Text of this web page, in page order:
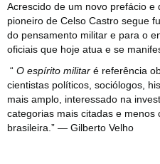
Acrescido de um novo prefácio
pioneiro de Celso Castro segue
do pensamento militar e para o
oficiais que hoje atua e se
“ O espírito militar é referência
cientistas políticos, sociólogos,
mais amplo, interessado na
categorias mais citadas e menos
brasileira.” ― Gilberto Velho